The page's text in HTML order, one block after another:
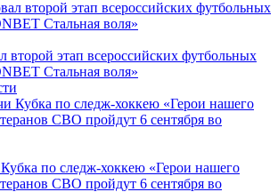
второй этап всероссийских футбольных
Стальная воля»
по следж-хоккею «Герои нашего
СВО пройдут 6 сентября во